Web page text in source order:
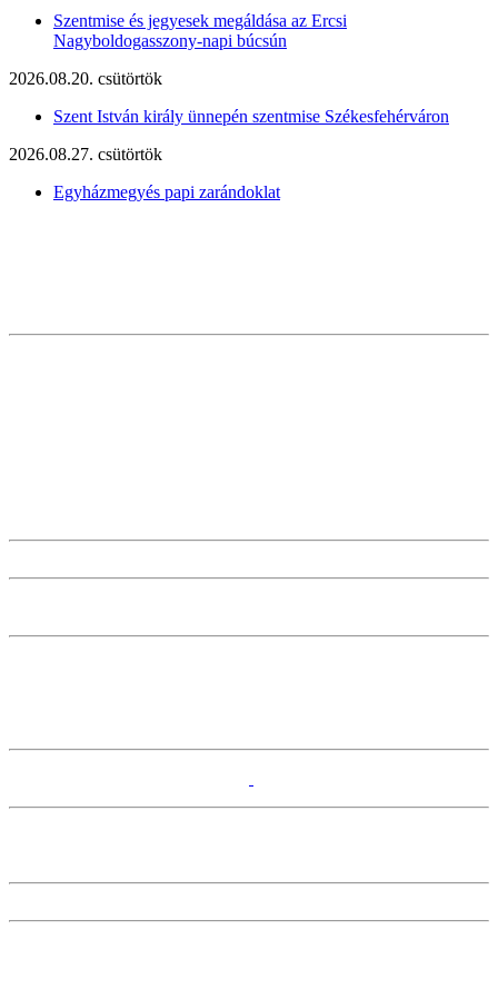
Szentmise és jegyesek megáldása az Ercsi
Nagyboldogasszony-napi búcsún
2026.08.20. csütörtök
Szent István király ünnepén szentmise Székesfehérváron
2026.08.27. csütörtök
Egyházmegyés papi zarándoklat